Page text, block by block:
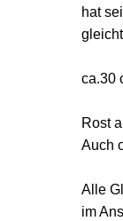
hat
ca.30
Rost
Auch
Alle
im